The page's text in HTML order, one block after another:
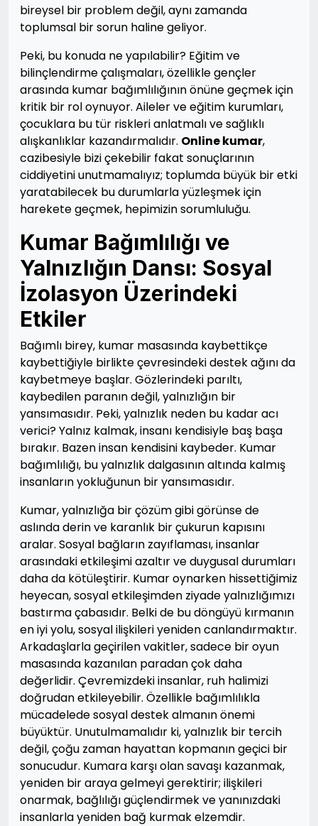
bireysel bir problem değil, aynı zamanda
toplumsal bir sorun haline geliyor.
Peki, bu konuda ne yapılabilir? Eğitim ve
bilinçlendirme çalışmaları, özellikle gençler
arasında kumar bağımlılığının önüne geçmek için
kritik bir rol oynuyor. Aileler ve eğitim kurumları,
çocuklara bu tür riskleri anlatmalı ve sağlıklı
alışkanlıklar kazandırmalıdır. Online kumar,
cazibesiyle bizi çekebilir fakat sonuçlarının
ciddiyetini unutmamalıyız; toplumda büyük bir etki
yaratabilecek bu durumlarla yüzleşmek için
harekete geçmek, hepimizin sorumluluğu.
Kumar Bağımlılığı ve
Yalnızlığın Dansı: Sosyal
İzolasyon Üzerindeki
Etkiler
Bağımlı birey, kumar masasında kaybettikçe
kaybettiğiyle birlikte çevresindeki destek ağını da
kaybetmeye başlar. Gözlerindeki parıltı,
kaybedilen paranın değil, yalnızlığın bir
yansımasıdır. Peki, yalnızlık neden bu kadar acı
verici? Yalnız kalmak, insanı kendisiyle baş başa
bırakır. Bazen insan kendisini kaybeder. Kumar
bağımlılığı, bu yalnızlık dalgasının altında kalmış
insanların yokluğunun bir yansımasıdır.
Kumar, yalnızlığa bir çözüm gibi görünse de
aslında derin ve karanlık bir çukurun kapısını
aralar. Sosyal bağların zayıflaması, insanlar
arasındaki etkileşimi azaltır ve duygusal durumları
daha da kötüleştirir. Kumar oynarken hissettiğimiz
heyecan, sosyal etkileşimden ziyade yalnızlığımızı
bastırma çabasıdır. Belki de bu döngüyü kırmanın
en iyi yolu, sosyal ilişkileri yeniden canlandırmaktır.
Arkadaşlarla geçirilen vakitler, sadece bir oyun
masasında kazanılan paradan çok daha
değerlidir. Çevremizdeki insanlar, ruh halimizi
doğrudan etkileyebilir. Özellikle bağımlılıkla
mücadelede sosyal destek almanın önemi
büyüktür. Unutulmamalıdır ki, yalnızlık bir tercih
değil, çoğu zaman hayattan kopmanın geçici bir
sonucudur. Kumara karşı olan savaşı kazanmak,
yeniden bir araya gelmeyi gerektirir; ilişkileri
onarmak, bağlılığı güçlendirmek ve yanınızdaki
insanlarla yeniden bağ kurmak elzemdir.